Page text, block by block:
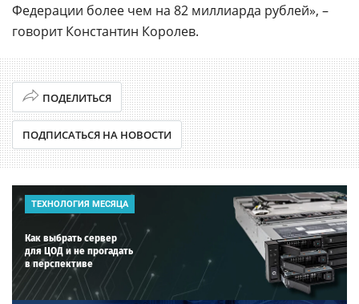
Федерации более чем на 82 миллиарда рублей», –
говорит Константин Королев.
ПОДЕЛИТЬСЯ
ПОДПИСАТЬСЯ НА НОВОСТИ
ТЕХНОЛОГИЯ МЕСЯЦА
Как выбрать сервер
для ЦОД и не прогадать
в перспективе